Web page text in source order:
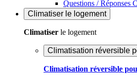
Questions / Réponses
Climatiser le logement
Climatiser le logement
Climatisation réversible
Climatisation réversible